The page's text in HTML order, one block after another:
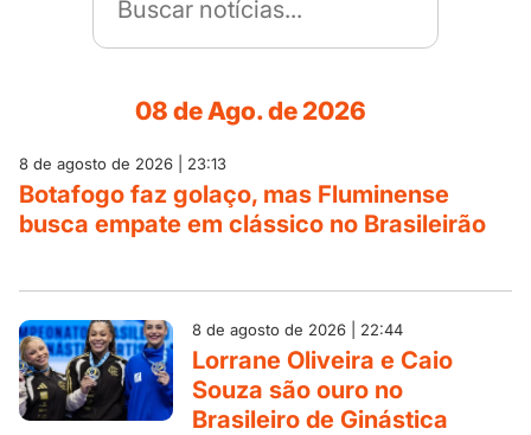
08 de Ago. de 2026
8 de agosto de 2026 | 23:13
Botafogo faz golaço, mas Fluminense
busca empate em clássico no Brasileirão
8 de agosto de 2026 | 22:44
Lorrane Oliveira e Caio
Souza são ouro no
Brasileiro de Ginástica